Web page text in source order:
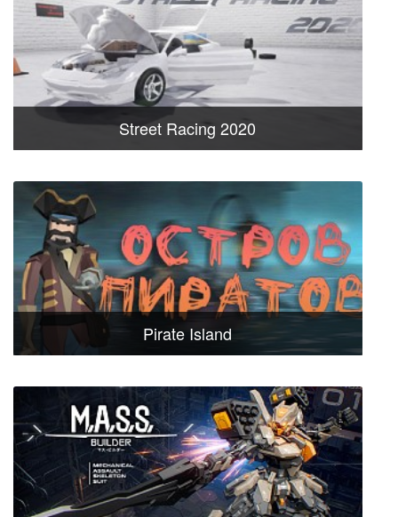
Street Racing 2020
Pirate Island